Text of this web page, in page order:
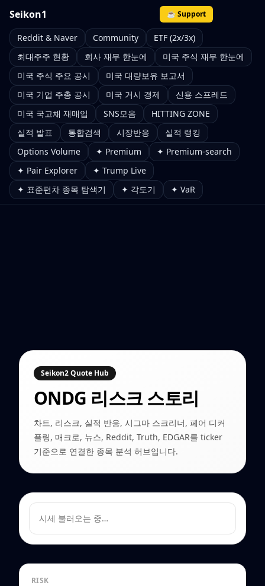
Seikon1 ☕ Support
Reddit & Naver Community
ETF (2x/3x)
최대주주 현황
회사 재무 한눈에
미국 주식 재무 한눈에
미국 주식 주요 공시
미국 대량보유 보고서
미국 기업 주총 공시
미국 거시 경제
신용 스프레드
미국 국고채 재매입
SNS모음
HITTING ZONE
실적 발표
통합검색 시장반응
실적 랭킹
Options Volume
✦ Premium
✦ Premium-search
✦ Pair Explorer
✦ Trump Live
✦ 표준편차 종목 탐색기
✦ 각도기 ✦ VaR
Seikon2 Quote Hub
ONDG 리스크 스토리
차트, 리스크, 실적 반응, 시그마 스크리너, 페어 디커
플링, 매크로, 뉴스, Reddit, Truth, EDGAR를 ticker
기준으로 연결한 종목 분석 허브입니다.
시세 불러오는 중…
RISK